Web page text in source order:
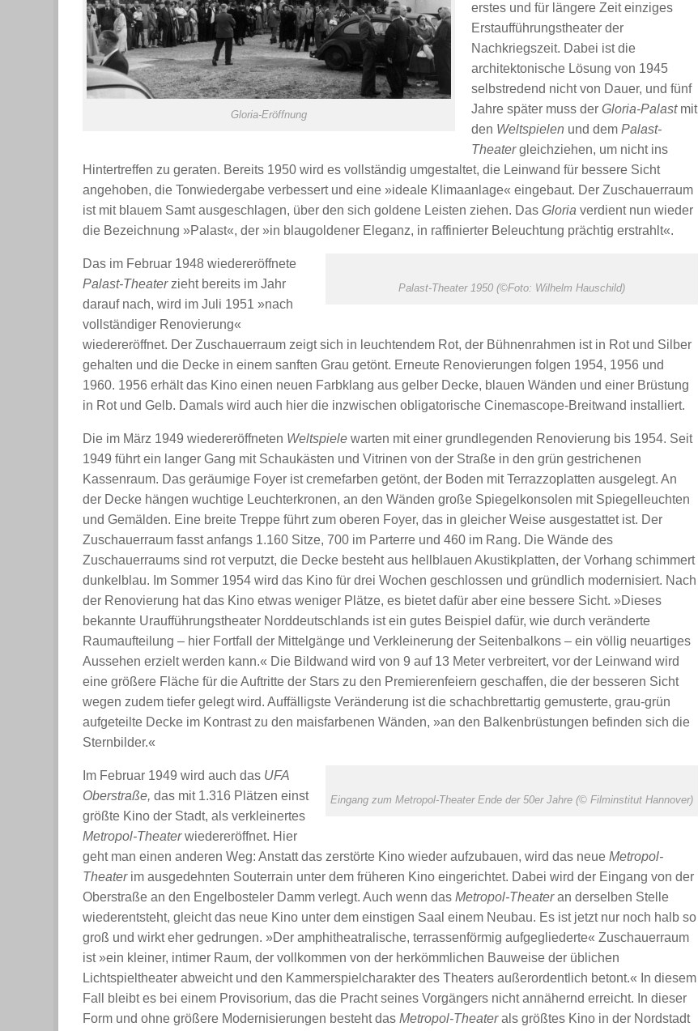
Gloria-Eröffnung
erstes und für längere Zeit einziges
Erstaufführungstheater der
Nachkriegszeit. Dabei ist die
architektonische Lösung von 1945
selbstredend nicht von Dauer, und fünf
Jahre später muss der Gloria-Palast mit
den Weltspielen und dem Palast-
Theatergleichziehen, um nicht ins
Hintertreffen zu geraten. Bereits 1950 wird es vollständig umgestaltet, die Leinwand für bessere Sicht
angehoben, die Tonwiedergabe verbessert und eine »ideale Klimaanlage« eingebaut. Der Zuschauerraum
ist mit blauem Samt ausgeschlagen, über den sich goldene Leisten ziehen. Das Gloria verdient nun wieder
die Bezeichnung »Palast«, der »in blaugoldener Eleganz, in raffinierter Beleuchtung prächtig erstrahlt«.
Palast-Theater 1950 (©Foto: Wilhelm Hauschild)
Das im Februar 1948 wiedereröffnete
Palast-Theater zieht bereits im Jahr
darauf nach, wird im Juli 1951 »nach
vollständiger Renovierung«
wiedereröffnet. Der Zuschauerraum zeigt sich in leuchtendem Rot, der Bühnenrahmen ist in Rot und Silber
gehalten und die Decke in einem sanften Grau getönt. Erneute Renovierungen folgen 1954, 1956 und
1960. 1956 erhält das Kino einen neuen Farbklang aus gelber Decke, blauen Wänden und einer Brüstung
in Rot und Gelb. Damals wird auch hier die inzwischen obligatorische Cinemascope-Breitwand installiert.
Die im März 1949 wiedereröffneten Weltspiele warten mit einer grundlegenden Renovierung bis 1954. Seit
1949 führt ein langer Gang mit Schaukästen und Vitrinen von der Straße in den grün gestrichenen
Kassenraum. Das geräumige Foyer ist cremefarben getönt, der Boden mit Terrazzoplatten ausgelegt. An
der Decke hängen wuchtige Leuchterkronen, an den Wänden große Spiegelkonsolen mit Spiegelleuchten
und Gemälden. Eine breite Treppe führt zum oberen Foyer, das in gleicher Weise ausgestattet ist. Der
Zuschauerraum fasst anfangs 1.160 Sitze, 700 im Parterre und 460 im Rang. Die Wände des
Zuschauerraums sind rot verputzt, die Decke besteht aus hellblauen Akustikplatten, der Vorhang schimmert
dunkelblau. Im Sommer 1954 wird das Kino für drei Wochen geschlossen und gründlich modernisiert. Nach
der Renovierung hat das Kino etwas weniger Plätze, es bietet dafür aber eine bessere Sicht. »Dieses
bekannte Uraufführungstheater Norddeutschlands ist ein gutes Beispiel dafür, wie durch veränderte
Raumaufteilung – hier Fortfall der Mittelgänge und Verkleinerung der Seitenbalkons – ein völlig neuartiges
Aussehen erzielt werden kann.« Die Bildwand wird von 9 auf 13 Meter verbreitert, vor der Leinwand wird
eine größere Fläche für die Auftritte der Stars zu den Premierenfeiern geschaffen, die der besseren Sicht
wegen zudem tiefer gelegt wird. Auffälligste Veränderung ist die schachbrettartig gemusterte, grau-grün
aufgeteilte Decke im Kontrast zu den maisfarbenen Wänden, »an den Balkenbrüstungen befinden sich die
Sternbilder.«
Eingang zum Metropol-Theater Ende der 50er Jahre (© Filminstitut Hannover)
Im Februar 1949 wird auch das UFA
Oberstraße, das mit 1.316 Plätzen einst
größte Kino der Stadt, als verkleinertes
Metropol-Theaterwiedereröffnet. Hier
geht man einen anderen Weg: Anstatt das zerstörte Kino wieder aufzubauen, wird das neue Metropol-
Theaterim ausgedehnten Souterrain unter dem früheren Kino eingerichtet. Dabei wird der Eingang von der
Oberstraße an den Engelbosteler Damm verlegt. Auch wenn das Metropol-Theateran derselben Stelle
wiederentsteht, gleicht das neue Kino unter dem einstigen Saal einem Neubau. Es ist jetzt nur noch halb so
groß und wirkt eher gedrungen. »Der amphitheatralische, terrassenförmig aufgegliederte« Zuschauerraum
ist »ein kleiner, intimer Raum, der vollkommen von der herkömmlichen Bauweise der üblichen
Lichtspieltheater abweicht und den Kammerspielcharakter des Theaters außerordentlich betont.« In diesem
Fall bleibt es bei einem Provisorium, das die Pracht seines Vorgängers nicht annähernd erreicht. In dieser
Form und ohne größere Modernisierungen besteht das Metropol-Theaterals größtes Kino in der Nordstadt